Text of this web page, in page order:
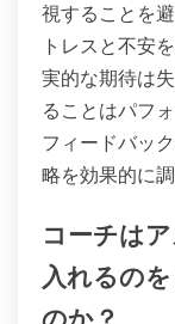
視することを
トレスと不安
実的な期待は
ることはパフ
フィードバッ
略を効果的に
コーチは
入れるの